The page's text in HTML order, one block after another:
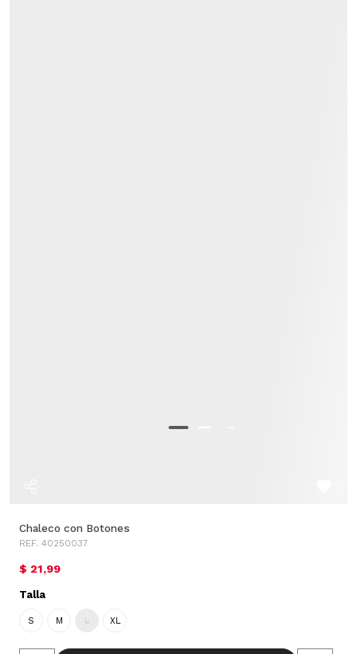
Chaleco con Botones
REF. 40250037
$ 21,99
Talla
S M L XL